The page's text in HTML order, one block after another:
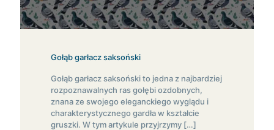
Gołąb garłacz saksoński
Gołąb garłacz saksoński to jedna z najbardziej
rozpoznawalnych ras gołębi ozdobnych,
znana ze swojego eleganckiego wyglądu i
charakterystycznego gardła w kształcie
gruszki. W tym artykule przyjrzymy […]